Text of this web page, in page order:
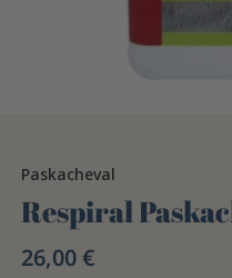
Paskacheval
Respiral
26,00 €